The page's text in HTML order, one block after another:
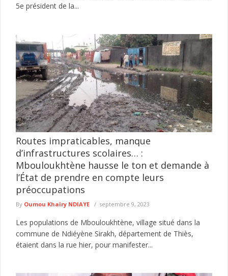
5e président de la...
Routes impraticables, manque
d’infrastructures scolaires… :
Mbouloukhtène hausse le ton et demande à
l’État de prendre en compte leurs
préoccupations
By Oumou Khaïry NDIAYE septembre 9, 2023
Les populations de Mbouloukhtène, village situé dans la
commune de Ndiéyène Sirakh, département de Thiès,
étaient dans la rue hier, pour manifester...